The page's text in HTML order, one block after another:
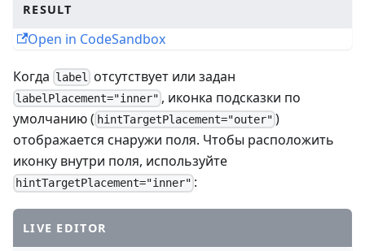
RESULT
Open in CodeSandbox
Когда label отсутствует или задан
labelPlacement="inner" , иконка подсказки по
умолчанию ( hintTargetPlacement="outer" )
отображается снаружи поля. Чтобы расположить
иконку внутри поля, используйте
hintTargetPlacement="inner" :
LIVE EDITOR